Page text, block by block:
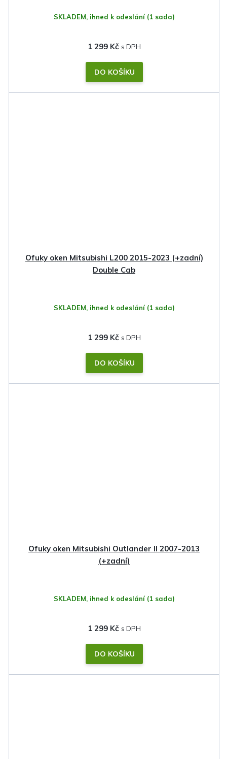
SKLADEM, ihned k odeslání (1 sada)
1 299 Kč
DO KOŠÍKU
Ofuky oken Mitsubishi L200 2015-2023 (+zadní)
Double Cab
SKLADEM, ihned k odeslání (1 sada)
1 299 Kč
DO KOŠÍKU
Ofuky oken Mitsubishi Outlander II 2007-2013
(+zadní)
SKLADEM, ihned k odeslání (1 sada)
1 299 Kč
DO KOŠÍKU